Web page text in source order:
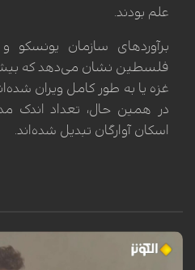
علم بودند.
برآوردهای سازمان
غزه یا به طور کامل ویران
در همین حال، تعداد اندک
اسکان آوارگان تبدیل شده‌اند.